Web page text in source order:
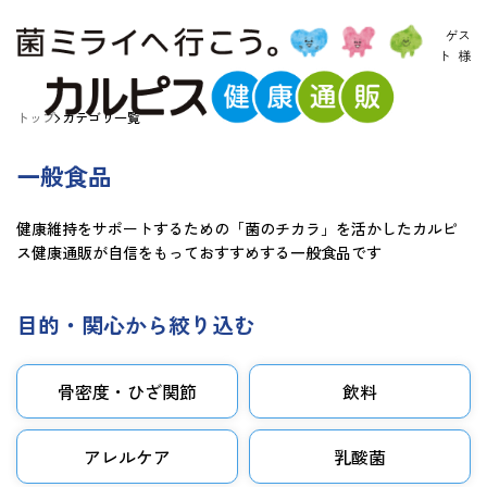
ゲス
ト 様
トップ カテゴリ一覧
一般食品
健康維持をサポートするための「菌のチカラ」を活かしたカルピ
ス健康通販が自信をもっておすすめする一般食品です
目的・関心から絞り込む
骨密度・ひざ関節 飲料
アレルケア 乳酸菌